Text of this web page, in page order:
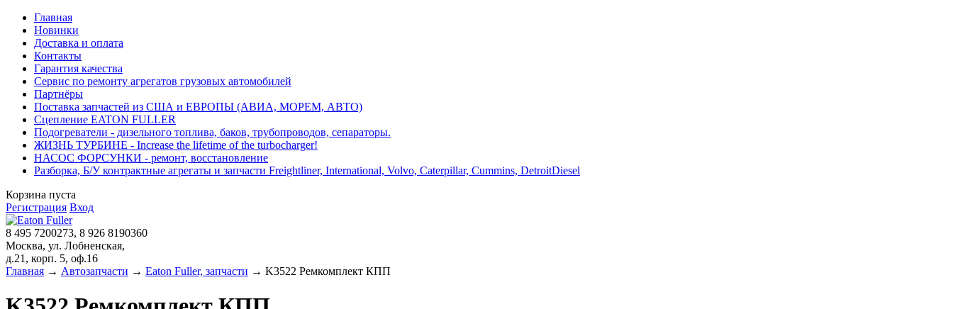
Главная
Новинки
Доставка и оплата
Контакты
Гарантия качества
Сервис по ремонту агрегатов грузовых автомобилей
Партнёры
Поставка запчастей из США и ЕВРОПЫ (АВИА, МОРЕМ, АВТО)
Сцепление EATON FULLER
Подогреватели - дизельного топлива, баков, трубопроводов, сепараторы.
ЖИЗНЬ ТУРБИНЕ - Increase the lifetime of the turbocharger!
НАСОС ФОРСУНКИ - ремонт, восстановление
Разборка, Б/У контрактные агрегаты и запчасти Freightliner, International, Volvo, Caterpillar, Cummins, DetroitDiesel
Корзина пуста
Регистрация Вход
8 495 7200273, 8 926 8190360
Москва, ул. Лобненская,
д.21, корп. 5, оф.16
Главная → Автозапчасти → Eaton Fuller, запчасти → K3522 Ремкомплект КПП